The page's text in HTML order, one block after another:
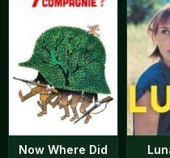
Now Where Did